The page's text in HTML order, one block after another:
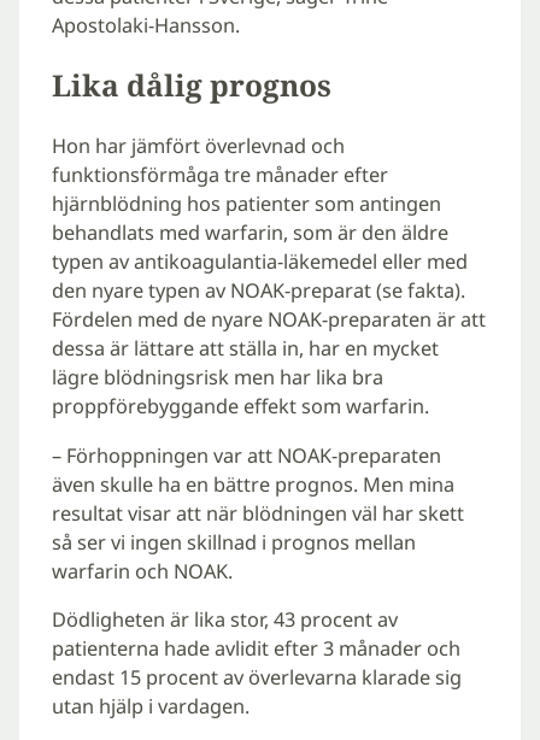
Apostolaki-Hansson.
Lika dålig prognos
Hon har jämfört överlevnad och
funktionsförmåga tre månader efter
hjärnblödning hos patienter som antingen
behandlats med warfarin, som är den äldre
typen av antikoagulantia-läkemedel eller med
den nyare typen av NOAK-preparat (se fakta).
Fördelen med de nyare NOAK-preparaten är att
dessa är lättare att ställa in, har en mycket
lägre blödningsrisk men har lika bra
proppförebyggande effekt som warfarin.
– Förhoppningen var att NOAK-preparaten
även skulle ha en bättre prognos. Men mina
resultat visar att när blödningen väl har skett
så ser vi ingen skillnad i prognos mellan
warfarin och NOAK.
Dödligheten är lika stor, 43 procent av
patienterna hade avlidit efter 3 månader och
endast 15 procent av överlevarna klarade sig
utan hjälp i vardagen.